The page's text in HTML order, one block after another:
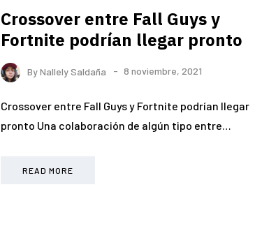
Crossover entre Fall Guys y
Fortnite podrían llegar pronto
ByNallely Saldaña 8 noviembre, 2021
Crossover entre Fall Guys y Fortnite podrían llegar
pronto Una colaboración de algún tipo entre…
READ MORE